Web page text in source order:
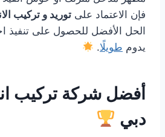
فإن الاعتماد على توريد و تركيب
الحل الأفضل للحصول على تنفيذ
يدوم طويلًا.
أفضل شركة تركيب
دبي